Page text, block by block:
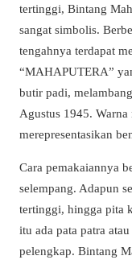
tertinggi, Bintang
sangat simbolis.
tengahnya terdapat
“MAHAPUTERA”
butir padi,
Agustus 1945.
merepresentasikan
Cara pemakaiannya
selempang. Adapun
tertinggi, hingga pita
itu ada pata patra
pelengkap. Bintang